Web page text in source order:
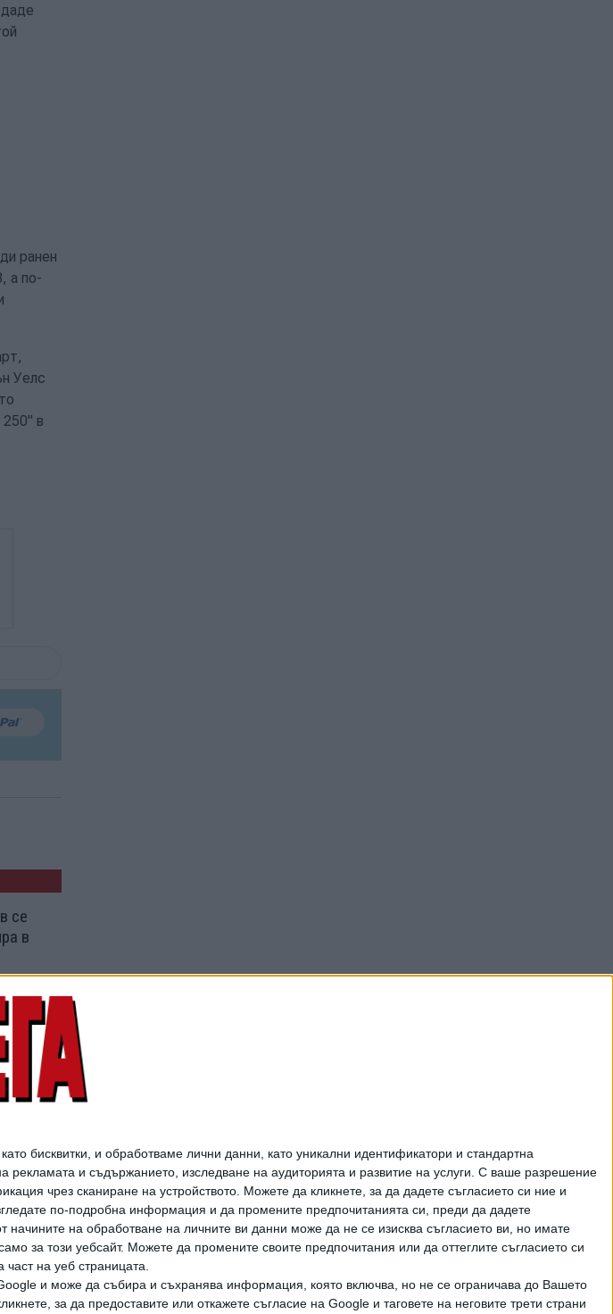
бисквитки, и обработваме лични данни, като уникални идентификатори и стандартна
и съдържанието, изследване на аудиторията и развитие на услуги. С ваше разрешение
чрез сканиране на устройството. Можете да кликнете, за да дадете съгласието си ние и
по-подробна информация и да промените предпочитанията си, преди да дадете
начините на обработване на личните ви данни може да не се изисква съгласието ви, но имате
за този уебсайт. Можете да промените своите предпочитания или да оттеглите съгласието си
на уеб страницата.
и може да събира и съхранява информация, която включва, но не се ограничава до Вашето
за да предоставите или откажете съгласие на Google и таговете на неговите трети страни
ранен
а по-
Уелс
250" в
се
в
или изображенията става след изрично писмено разрешение на СЕГА АД